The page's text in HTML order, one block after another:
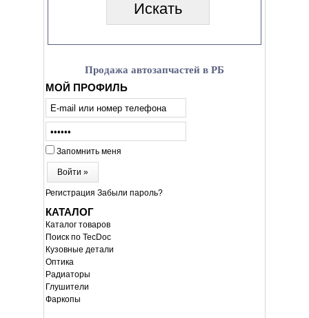
Продажа автозапчастей в РБ
МОЙ ПРОФИЛЬ
Запомнить меня
Войти »
Регистрация Забыли пароль?
КАТАЛОГ
Каталог товаров
Поиск по TecDoc
Кузовные детали
Оптика
Радиаторы
Глушители
Фаркопы